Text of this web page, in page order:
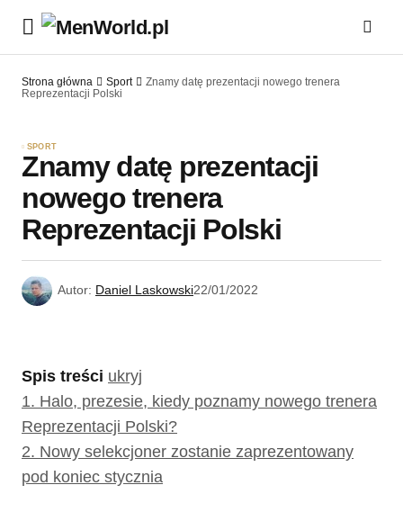
Strona główna Sport
Znamy datę prezentacji nowego trenera
Reprezentacji Polski
SPORT
Znamy datę prezentacji
nowego trenera
Reprezentacji Polski
Autor: Daniel Laskowski22/01/2022
Spis treści ukryj
1. Halo, prezesie, kiedy poznamy nowego trenera
Reprezentacji Polski?
2. Nowy selekcjoner zostanie zaprezentowany
pod koniec stycznia